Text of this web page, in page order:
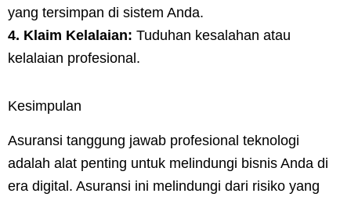
yang tersimpan di sistem Anda.
4. Klaim Kelalaian: Tuduhan kesalahan atau
kelalaian profesional.
Kesimpulan
Asuransi tanggung jawab profesional teknologi
adalah alat penting untuk melindungi bisnis Anda di
era digital. Asuransi ini melindungi dari risiko yang